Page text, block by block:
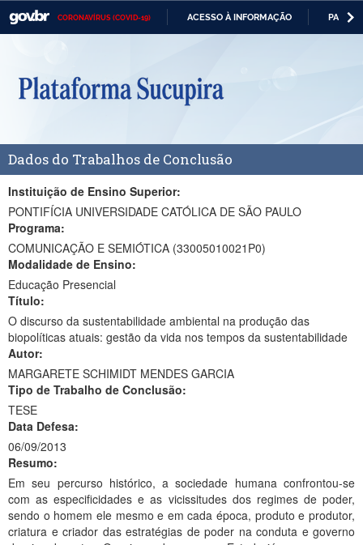
CORONAVÍRUS (COVID-19) ACESSO À INFORMAÇÃO
Casa Civil
Ministério da Defesa
Ministério da Economia
Ministério da Infraestrutura
Ministério da Educação
Ministério da Cidadania
Ministério da Saúde
Ministério de Minas e Energia
Ministério do Meio Ambiente
Ministério do Turismo
Ministério do Desenvolvimento Regional
Controladoria-Geral da União
Dados do Trabalhos de Conclusão
Instituição de Ensino Superior:
PONTIFÍCIA UNIVERSIDADE CATÓLICA DE SÃO PAULO
Programa:
COMUNICAÇÃO E SEMIÓTICA (33005010021P0)
Modalidade de Ensino:
Educação Presencial
Título:
O discurso da sustentabilidade ambiental na produção das
biopolíticas atuais: gestão da vida nos tempos da sustentabilidade
Autor:
MARGARETE SCHIMIDT MENDES GARCIA
Tipo de Trabalho de Conclusão:
TESE
Data Defesa:
06/09/2013
Resumo:
Em seu percurso histórico, a sociedade humana confrontou-se
com as especificidades e as vicissitudes dos regimes de poder,
sendo o homem ele mesmo e em cada época, produto e produtor,
criatura e criador das estratégias de poder na conduta e governo